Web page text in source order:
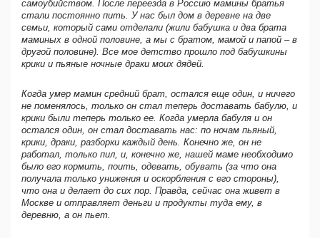
самоубийством. После переезда в Россию мамины братья
стали постоянно пить. У нас был дом в деревне на две
семьи, который сами отделали (жили бабушка и два брата
маминых в одной половине, а мы с братом, мамой и папой – в
другой половине). Все мое детство прошло под бабушкины
крики и пьяные ночные драки моих дядей.
Когда умер мамин средний брат, остался еще один, и ничего
не поменялось, только он стал теперь доставать бабулю, и
крики были теперь только ее. Когда умерла бабуля и он
остался один, он стал доставать нас: по ночам пьяный,
крики, драки, разборки каждый день. Конечно же, он не
работал, только пил, и, конечно же, нашей маме необходимо
было его кормить, поить, одевать, обувать (за что она
получала только унижения и оскорбления с его стороны),
что она и делает до сих пор. Правда, сейчас она живет в
Москве и отправляет деньги и продукты туда ему, в
деревню, а он пьет.